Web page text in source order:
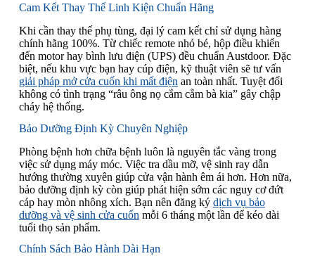
Cam Kết Thay Thế Linh Kiện Chuẩn Hãng
Khi cần thay thế phụ tùng, đại lý cam kết chỉ sử dụng hàng
chính hãng 100%. Từ chiếc remote nhỏ bé, hộp điều khiển
đến motor hay bình lưu điện (UPS) đều chuẩn Austdoor. Đặc
biệt, nếu khu vực bạn hay cúp điện, kỹ thuật viên sẽ tư vấn
giải pháp mở cửa cuốn khi mất điện an toàn nhất. Tuyệt đối
không có tình trạng “râu ông nọ cắm cằm bà kia” gây chập
cháy hệ thống.
Bảo Dưỡng Định Kỳ Chuyên Nghiệp
Phòng bệnh hơn chữa bệnh luôn là nguyên tắc vàng trong
việc sử dụng máy móc. Việc tra dầu mỡ, vệ sinh ray dẫn
hướng thường xuyên giúp cửa vận hành êm ái hơn. Hơn nữa,
bảo dưỡng định kỳ còn giúp phát hiện sớm các nguy cơ đứt
cáp hay mòn nhông xích. Bạn nên đăng ký dịch vụ bảo
dưỡng và vệ sinh cửa cuốn mỗi 6 tháng một lần để kéo dài
tuổi thọ sản phẩm.
Chính Sách Bảo Hành Dài Hạn